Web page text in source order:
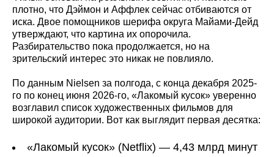
плотно, что Дэймон и Аффлек сейчас отбиваются от
иска. Двое помощников шерифа округа Майами-Дейд
утверждают, что картина их опорочила.
Разбирательство пока продолжается, но на
зрительский интерес это никак не повлияло.
По данным Nielsen за полгода, с конца декабря 2025-
го по конец июня 2026-го, «Лакомый кусок» уверенно
возглавил список художественных фильмов для
широкой аудитории. Вот как выглядит первая десятка:
«Лакомый кусок» (Netflix) — 4,43 млрд минут